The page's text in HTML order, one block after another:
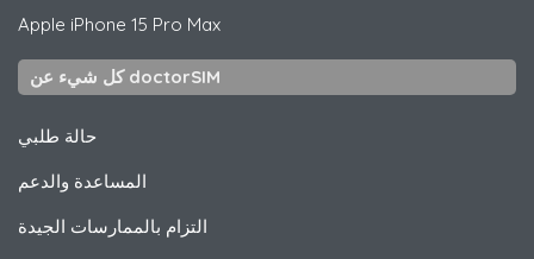
Apple iPhone 15 Pro Max
كل شيء عن doctorSIM
حالة طلبي
المساعدة والدعم
التزام بالممارسات الجيدة